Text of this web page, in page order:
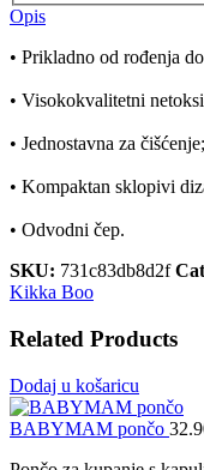
Opis
• Prikladno od rođenja
• Visokokvalitetni
• Jednostavna za čišćenje;
• Kompaktan sklopivi
• Odvodni čep.
SKU: 731c83db8d2f
Kikka Boo
Related Products
Dodaj u košaricu
BABYMAM pončo